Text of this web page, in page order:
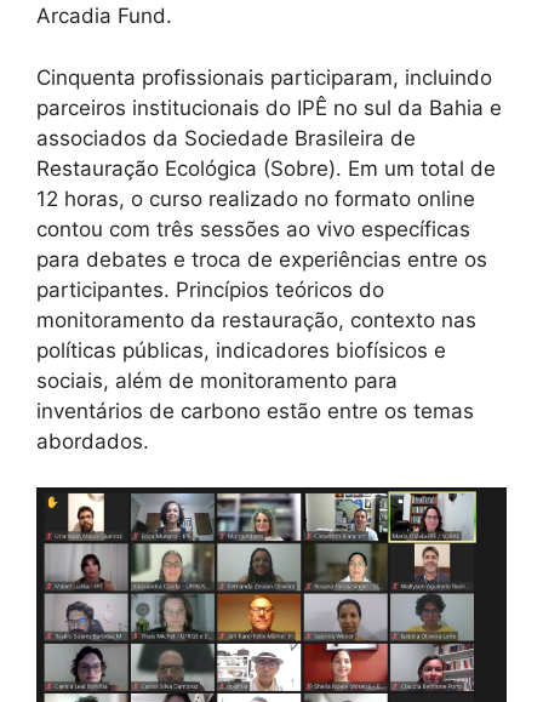
Arcadia Fund.
Cinquenta profissionais participaram, incluindo
parceiros institucionais do IPÊ no sul da Bahia e
associados da Sociedade Brasileira de
Restauração Ecológica (Sobre). Em um total de
12 horas, o curso realizado no formato online
contou com três sessões ao vivo específicas
para debates e troca de experiências entre os
participantes. Princípios teóricos do
monitoramento da restauração, contexto nas
políticas públicas, indicadores biofísicos e
sociais, além de monitoramento para
inventários de carbono estão entre os temas
abordados.